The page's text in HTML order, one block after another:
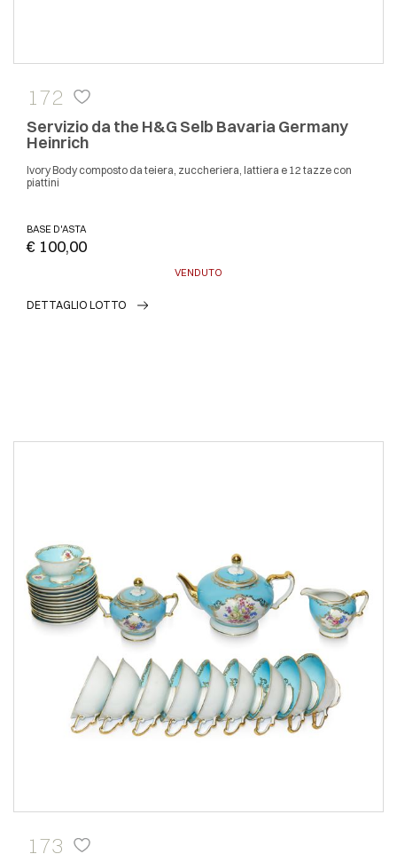
172
Servizio da the H&G Selb Bavaria Germany
Heinrich
Ivory Body composto da teiera, zuccheriera, lattiera e 12 tazze con
piattini
BASE D'ASTA
€ 100,00
VENDUTO
DETTAGLIO LOTTO
173